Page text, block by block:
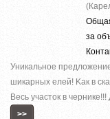
за
Уникaльноe
шикapных елeй! Kaк в
Весь участок в
>>